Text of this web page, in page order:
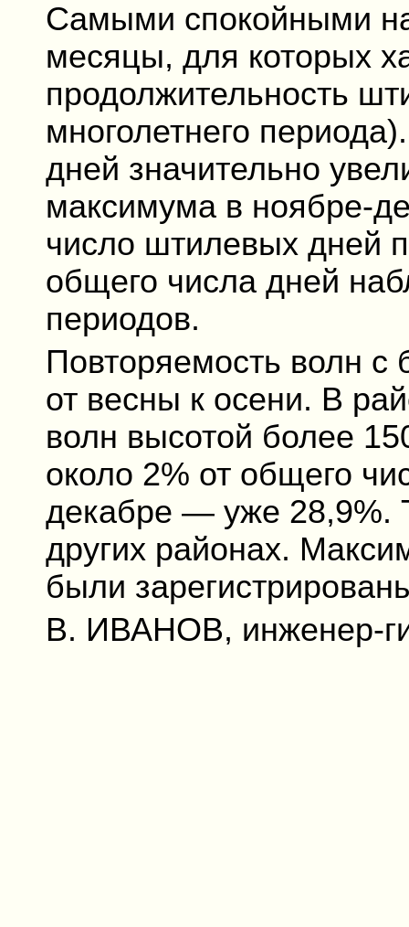
Самыми спокойными
месяцы, для которых
продолжительность
многолетнего
дней значительно
максимума в ноябре-
число штилевых дней
общего числа дней
периодов.
Повторяемость волн с
от весны к осени. В
волн высотой более
около 2% от общего
декабре — уже 28,9%.
других районах.
были
В. ИВАНОВ, инженер-